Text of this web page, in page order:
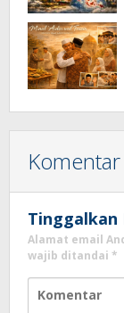
Komentar
Tinggalkan
Alamat email
wajib ditandai *